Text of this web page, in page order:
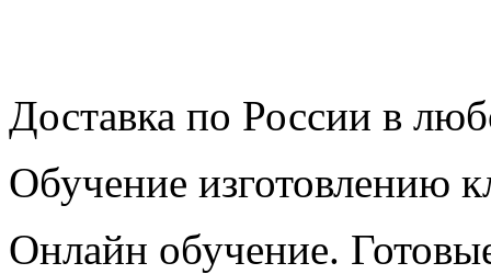
Доставка по России в
Обучение изготовлению
Онлайн обучение.